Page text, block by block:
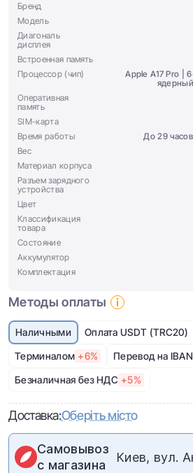
Бренд
Модель
Диагональ
дисплея
Встроенная память
Процессор (чип)
Apple A17 Pro |
Оперативная
память
SIM-карта
Время работы
До 29
Вес
Материал корпуса
Разъем зарядного
устройства
Цвет
Классификация
товара
Состояние
Аккумулятор
Комплектация
Методы оплаты
Наличными Оплата USDT (TRC20)
Терминалом +6% Перевод на IBAN
Безналичная без НДС +5%
Доставка:Оберіть місто
Самовывоз
с магазина
Киев, вул.